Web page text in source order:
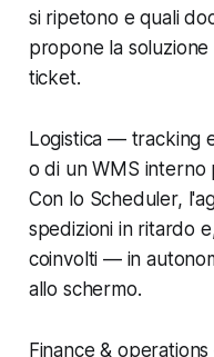
si ripetono e quali
propone la
ticket.
Logistica — tracking
o di un WMS interno
Con lo Scheduler,
spedizioni in ritardo
coinvolti — in
allo schermo.
Finance &